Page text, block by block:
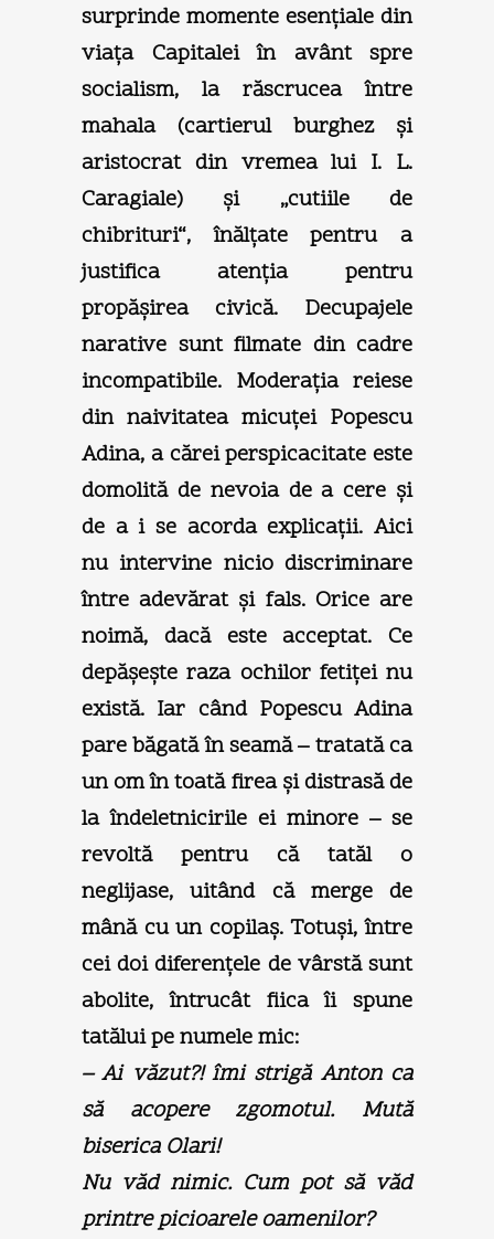
surprinde momente esenţiale din
viaţa Capitalei în avânt spre
socialism, la răscrucea între
mahala (cartierul burghez şi
aristocrat din vremea lui I. L.
Caragiale) şi „cutiile de
chibrituri“, înălţate pentru a
justifica atenţia pentru
propăşirea civică. Decupajele
narative sunt filmate din cadre
incompatibile. Moderaţia reiese
din naivitatea micuţei Popescu
Adina, a cărei perspicacitate este
domolită de nevoia de a cere şi
de a i se acorda explicaţii. Aici
nu intervine nicio discriminare
între adevărat şi fals. Orice are
noimă, dacă este acceptat. Ce
depăşeşte raza ochilor fetiţei nu
există. Iar când Popescu Adina
pare băgată în seamă – tratată ca
un om în toată firea şi distrasă de
la îndeletnicirile ei minore – se
revoltă pentru că tatăl o
neglijase, uitând că merge de
mână cu un copilaş. Totuşi, între
cei doi diferenţele de vârstă sunt
abolite, întrucât fiica îi spune
tatălui pe numele mic:
– Ai văzut?! îmi strigă Anton ca
să acopere zgomotul. Mută
biserica Olari!
Nu văd nimic. Cum pot să văd
printre picioarele oamenilor?